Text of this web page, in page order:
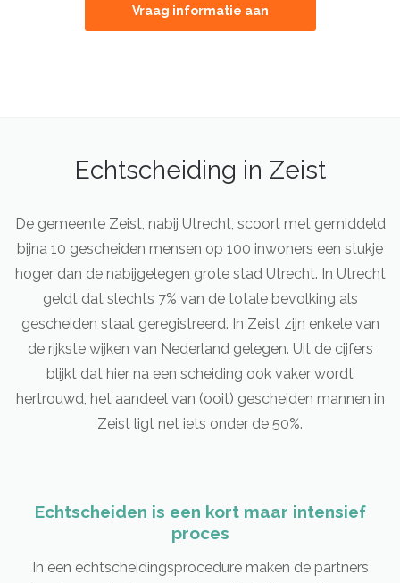
Vraag informatie aan
Echtscheiding in Zeist
De gemeente Zeist, nabij Utrecht, scoort met gemiddeld
bijna 10 gescheiden mensen op 100 inwoners een stukje
hoger dan de nabijgelegen grote stad Utrecht. In Utrecht
geldt dat slechts 7% van de totale bevolking als
gescheiden staat geregistreerd. In Zeist zijn enkele van
de rijkste wijken van Nederland gelegen. Uit de cijfers
blijkt dat hier na een scheiding ook vaker wordt
hertrouwd, het aandeel van (ooit) gescheiden mannen in
Zeist ligt net iets onder de 50%.
Echtscheiden is een kort maar intensief
proces
In een echtscheidingsprocedure maken de partners